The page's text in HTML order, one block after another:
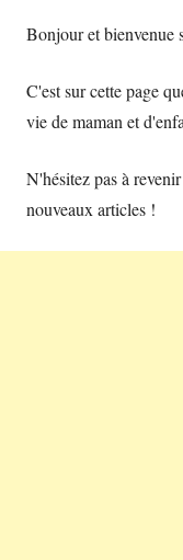
Bonjour et bienvenue
C'est sur cette page
vie de maman et
N'hésitez pas à
nouveaux articles !